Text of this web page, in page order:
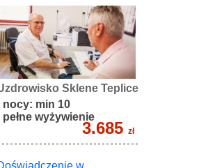
Sklene Teplice
nocy: min 10
pełne wyżywienie
3.685 zł
w